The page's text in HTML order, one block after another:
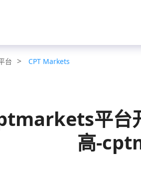
台 > CPT Markets
平台
高-